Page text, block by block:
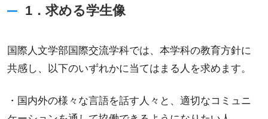
1．求める学生像
国際人文学部国際交流学科では、本学科の教育方針に
共感し、以下のいずれかに当てはまる人を求めます。
・国内外の様々な言語を話す人々と、適切なコミュニ